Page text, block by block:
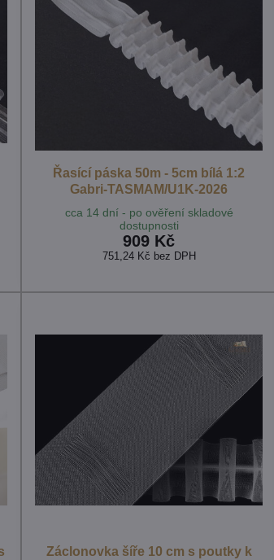
Řasící páska 50m - 5cm bílá 1:2
Gabri-TASMAM/U1K-2026
cca 14 dní - po ověření skladové
dostupnosti
909 Kč
751,24 Kč bez DPH
Záclonovka šíře 10 cm s poutky k